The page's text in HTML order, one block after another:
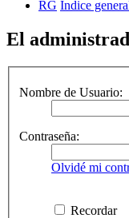
RG Índice
El
Nombre de Usuario:
Contraseña:
Olvidé mi
Recordar